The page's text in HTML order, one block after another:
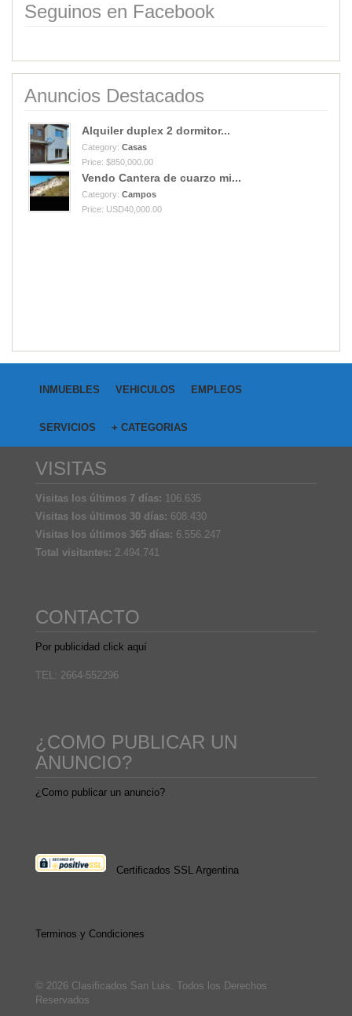
Seguinos en Facebook
Anuncios Destacados
Alquiler duplex 2 dormitor...
Category: Casas
Price: $850,000.00
Vendo Cantera de cuarzo mi...
Category: Campos
Price: USD40,000.00
INMUEBLES VEHICULOS EMPLEOS
SERVICIOS + CATEGORIAS
VISITAS
Visitas los últimos 7 días: 106.635
Visitas los últimos 30 días: 608.430
Visitas los últimos 365 días: 6.556.247
Total visitantes: 2.494.741
CONTACTO
Por publicidad click aquí
TEL: 2664-552296
¿COMO PUBLICAR UN
ANUNCIO?
¿Como publicar un anuncio?
Certificados SSL Argentina
Terminos y Condiciones
© 2026 Clasificados San Luis. Todos los Derechos
Reservados